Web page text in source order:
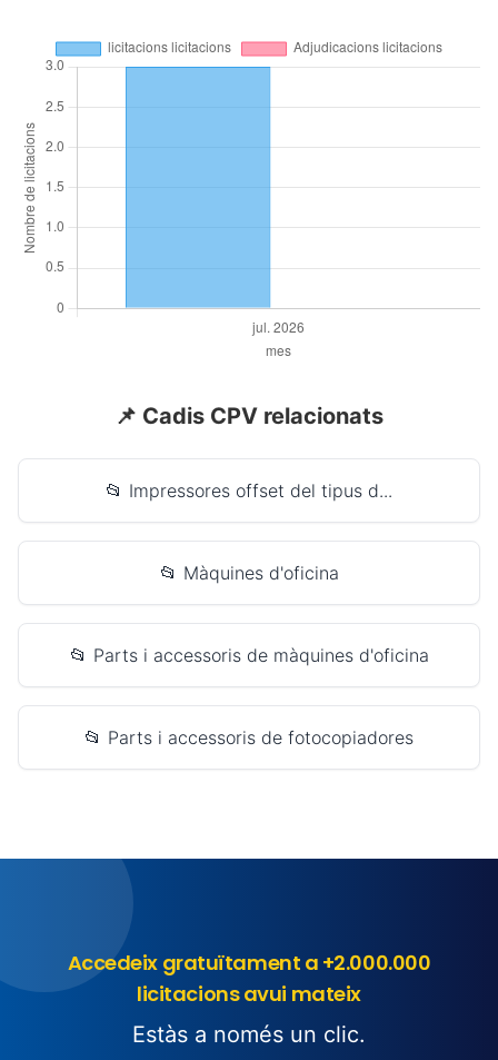
📌 Cadis CPV relacionats
📂 Impressores offset del tipus d...
📂 Màquines d'oficina
📂 Parts i accessoris de màquines d'oficina
📂 Parts i accessoris de fotocopiadores
Accedeix gratuïtament a +2.000.000
licitacions avui mateix
Estàs a només un clic.